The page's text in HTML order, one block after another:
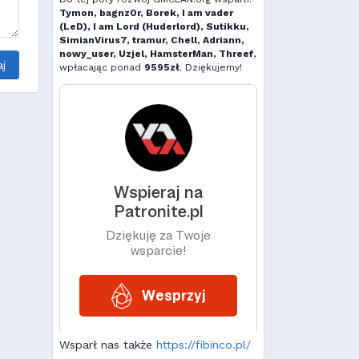
Tymon, bagnz0r, Borek, I am vader
(LeD), I am Lord (Huderlord), Sutikku,
SimianVirus7, tramur, Chell, Adriann,
nowy_user, Uzjel, HamsterMan, Threef,
wpłacając ponad 9595zł. Dziękujemy!
Wsparł nas także https://fibinco.pl/